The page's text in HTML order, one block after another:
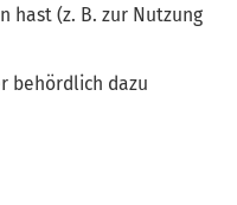
hast (z. B. zur Nutzung
behördlich dazu